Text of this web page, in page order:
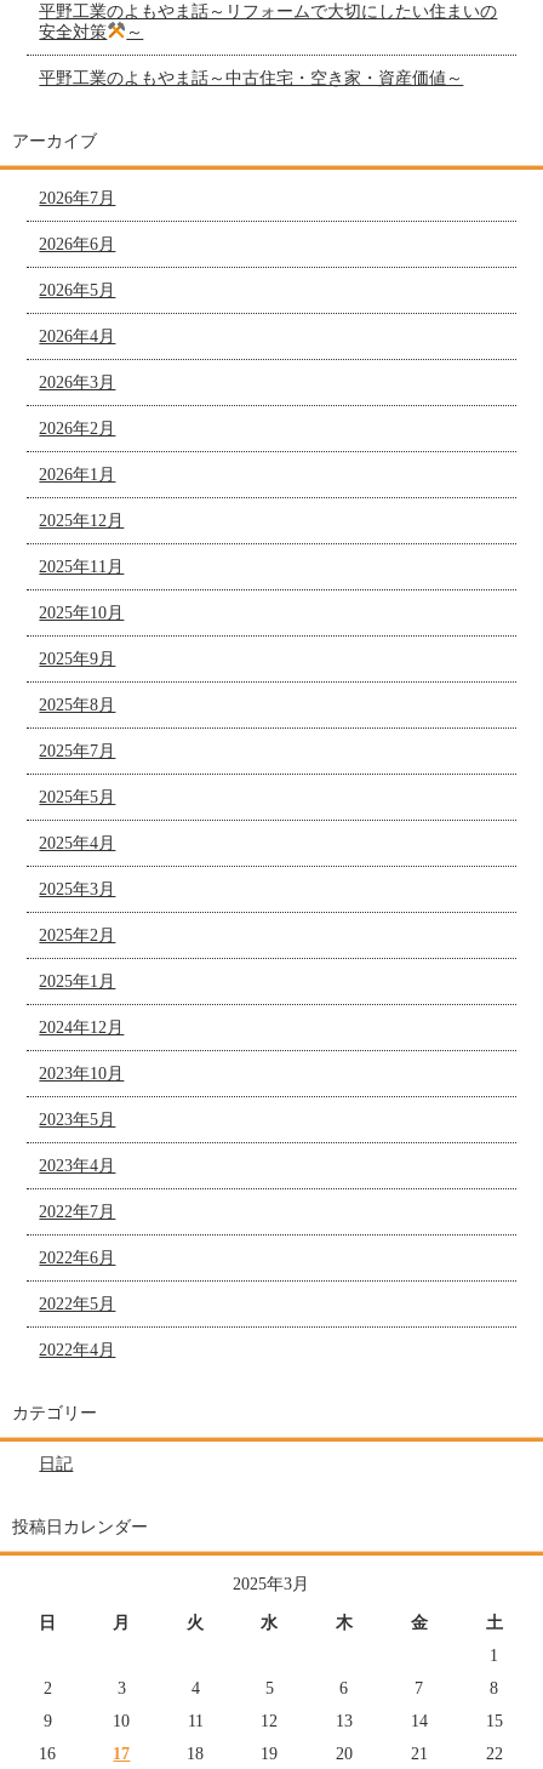
平野工業のよもやま話～リフォームで大切にしたい住まいの
安全対策
～
平野工業のよもやま話～中古住宅・空き家・資産価値～
アーカイブ
2026年7月
2026年6月
2026年5月
2026年4月
2026年3月
2026年2月
2026年1月
2025年12月
2025年11月
2025年10月
2025年9月
2025年8月
2025年7月
2025年5月
2025年4月
2025年3月
2025年2月
2025年1月
2024年12月
2023年10月
2023年5月
2023年4月
2022年7月
2022年6月
2022年5月
2022年4月
カテゴリー
日記
投稿日カレンダー
2025年3月
日 月 火 水 木 金
土
1
2
3 4 5 6 7
8
9
10 11 12 13 14
15
16
17 18 19 20 21 22